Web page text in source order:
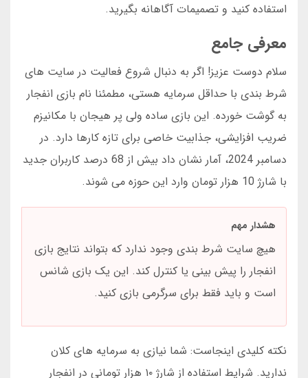
استفاده کنید و تصمیمات آگاهانه بگیرید.
معرفی جامع
سلام دوست عزیز! اگر به دنبال شروع فعالیت در سایت های
شرط بندی با حداقل سرمایه هستی، مطمئنا نام بازی انفجار
به گوشت خورده. این بازی ساده ولی پر هیجان با مکانیزم
ضریب افزایشی، جذابیت خاصی برای تازه کارها دارد. در
دسامبر 2024، آمار نشان داد بیش از 68 درصد کاربران جدید
با شارژ 10 هزار تومان وارد این حوزه می شوند.
هشدار مهم
هیچ سایت شرط بندی وجود ندارد که بتواند نتایج بازی
انفجار را پیش بینی یا کنترل کند. این یک بازی شانس
است و باید فقط برای سرگرمی بازی کنید.
نکته کلیدی اینجاست: شما نیازی به سرمایه های کلان
ندارید. شرایط استفاده از شارژ ۱۰ هزار تومانی در انفجار